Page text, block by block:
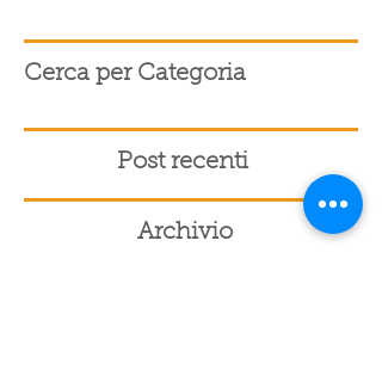
Cerca per Categoria
Post recenti
Archivio